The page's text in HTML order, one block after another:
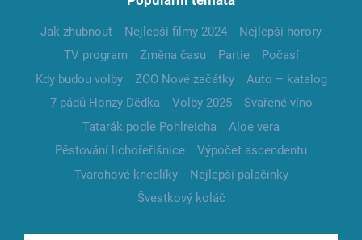
Jak zhubnout Nejlepší filmy 2024
Nejlepší horory
TV program
Změna času Partie
Počasí
Kdy budou volby
ZOO Nové začátky
Auto – katalog
7 pádů Honzy Dědka
Volby 2025
Svařené víno
Tatarák podle Pohlreicha
Aloe vera
Pěstování lichořeřišnice
Výpočet ascendentu
Tvarohové knedlíky
Nejlepší palačinky
Švestkový koláč